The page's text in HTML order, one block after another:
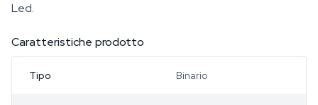
Led.
Caratteristiche prodotto
Tipo Binario